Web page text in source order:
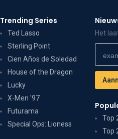
Trending Series
Ted Lasso
Sterling Point
Cien Años de Soledad
House of the Dragon
Lucky
X-Men '97
Futurama
Special Ops: Lioness
Het
Top
Top